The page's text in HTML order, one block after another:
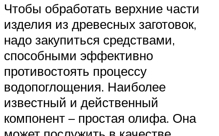
Чтобы обработать верхние части
изделия из древесных заготовок,
надо закупиться средствами,
способными эффективно
противостоять процессу
водопоглощения. Наиболее
известный и действенный
компонент – простая олифа. Она